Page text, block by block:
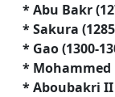
* Abu Bakr
* Sakura
* Gao (1300-
* Mohammed
* Aboubakri II